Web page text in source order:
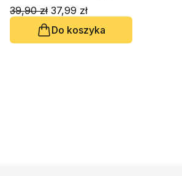
39,90 zł 37,99 zł
Do koszyka